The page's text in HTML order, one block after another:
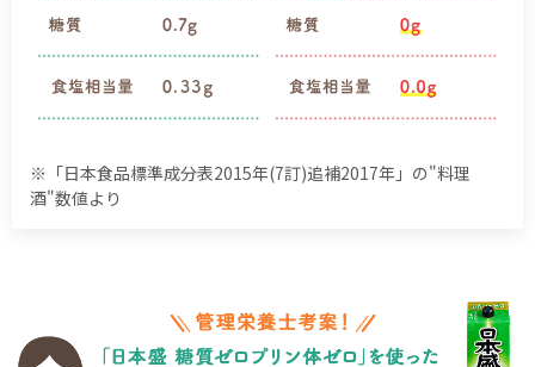
※「日本食品標準成分表2015年(7訂)追補2017年」の"料理
酒"数値より